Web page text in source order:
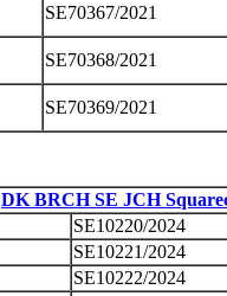
SE70367/2021
SE70368/2021
SE70369/2021
DK BRCH SE JCH
SE10220/2024
SE10221/2024
SE10222/2024